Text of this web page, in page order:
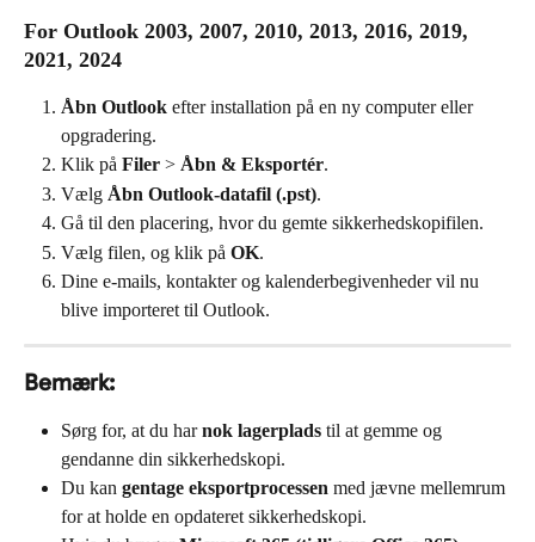
For Outlook 2003, 2007, 2010, 2013, 2016, 2019,
2021, 2024
Åbn Outlook efter installation på en ny computer eller
opgradering.
Klik på Filer > Åbn & Eksportér.
Vælg Åbn Outlook-datafil (.pst).
Gå til den placering, hvor du gemte sikkerhedskopifilen.
Vælg filen, og klik på OK.
Dine e-mails, kontakter og kalenderbegivenheder vil nu
blive importeret til Outlook.
Bemærk:
Sørg for, at du har nok lagerplads til at gemme og
gendanne din sikkerhedskopi.
Du kan gentage eksportprocessen med jævne mellemrum
for at holde en opdateret sikkerhedskopi.